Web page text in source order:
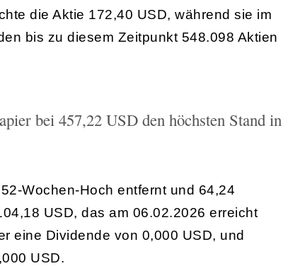
die Aktie 172,40 USD, während sie im
bis zu diesem Zeitpunkt 548.098 Aktien
bei 457,22 USD den höchsten Stand in
Wochen-Hoch entfernt und 64,24
USD, das am 06.02.2026 erreicht
eine Dividende von 0,000 USD, und
USD.